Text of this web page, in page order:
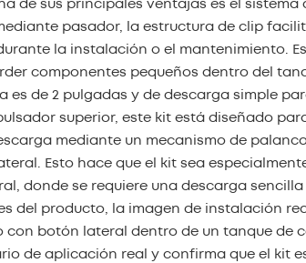
de sus principales ventajas es el
pasador, la estructura de clip
la instalación o el mantenimiento.
componentes pequeños dentro del
es de 2 pulgadas y de descarga simple
superior, este kit está diseñado
mediante un mecanismo de
Esto hace que el kit sea
donde se requiere una descarga sencilla
del producto, la imagen de instalación
con botón lateral dentro de un tanque de
de aplicación real y confirma que el kit